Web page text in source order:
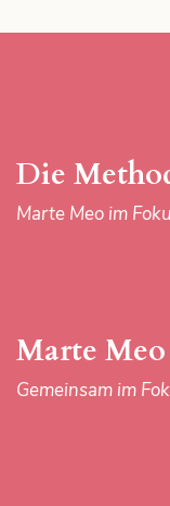
Kurse im Fokus.
Neuigkeiten im
Die
Marte Meo im
Marte
Gemeinsam im